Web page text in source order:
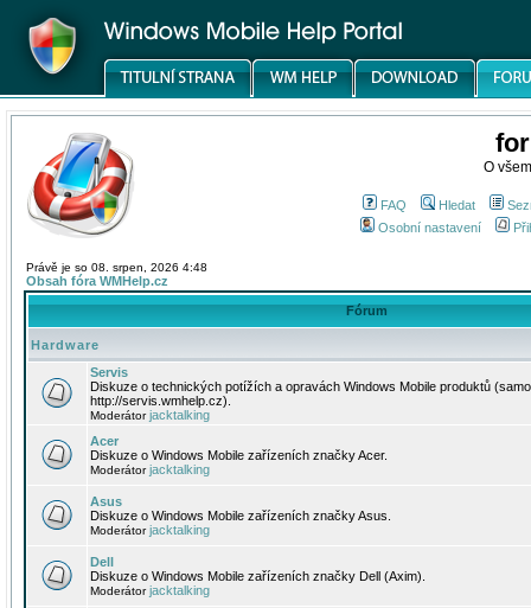
O
FAQ Hledat
Osobní nastavení
Právě je so 08. srpen, 2026 4:48
Obsah fóra WMHelp.cz
Fórum
Hardware
Servis
Diskuze o technických potížích a opravách Windows Mobile produktů
http://servis.wmhelp.cz).
Moderátorjacktalking
Acer
Diskuze o Windows Mobile zařízeních značky Acer.
Moderátorjacktalking
Asus
Diskuze o Windows Mobile zařízeních značky Asus.
Moderátorjacktalking
Dell
Diskuze o Windows Mobile zařízeních značky Dell (Axim).
Moderátorjacktalking